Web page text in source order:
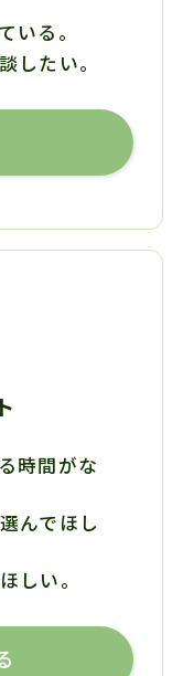
いる。
したい。
時間がな
んでほし
しい。